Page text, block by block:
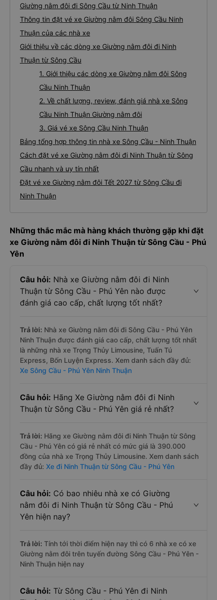
Giường nằm đôi đi Sông Cầu từ Ninh Thuận
Thông tin đặt vé xe Giường nằm đôi Sông Cầu Ninh
Thuận của các nhà xe
Giới thiệu về các dòng xe Giường nằm đôi đi Ninh
Thuận từ Sông Cầu
1. Giới thiệu các dòng xe Giường nằm đôi Sông
Cầu Ninh Thuận
2. Về chất lượng, review, đánh giá nhà xe Sông
Cầu Ninh Thuận Giường nằm đôi
3. Giá vé xe Sông Cầu Ninh Thuận
Bảng tổng hợp thông tin nhà xe Sông Cầu - Ninh Thuận
Cách đặt vé xe Giường nằm đôi đi Ninh Thuận từ Sông
Cầu nhanh và uy tín nhất
Đặt vé xe Giường nằm đôi Tết 2027 từ Sông Cầu đi
Ninh Thuận
Những thắc mắc mà hàng khách thường gặp khi đặt
xe Giường nằm đôi đi Ninh Thuận từ Sông Cầu - Phú
Yên
Câu hỏi: Nhà xe Giường nằm đôi đi Ninh
Thuận từ Sông Cầu - Phú Yên nào được
đánh giá cao cấp, chất lượng tốt nhất?
Trả lời: Nhà xe Giường nằm đôi đi Sông Cầu - Phú Yên
Ninh Thuận được đánh giá cao cấp, chất lượng tốt nhất
là những nhà xe Trọng Thủy Limousine, Tuấn Tú
Express, Bốn Luyện Express. Xem danh sách đầy đủ:
Xe Sông Cầu - Phú Yên Ninh Thuận
Câu hỏi: Hãng Xe Giường nằm đôi đi Ninh
Thuận từ Sông Cầu - Phú Yên giá rẻ nhất?
Trả lời: Hãng xe Giường nằm đôi đi Ninh Thuận từ Sông
Cầu - Phú Yên có giá rẻ nhất có mức giá là 390.000
đồng của nhà xe Trọng Thủy Limousine. Xem danh sách
đầy đủ: Xe đi Ninh Thuận từ Sông Cầu - Phú Yên
Câu hỏi: Có bao nhiêu nhà xe có Giường
nằm đôi đi Ninh Thuận từ Sông Cầu - Phú
Yên hiện nay?
Trả lời: Tính tới thời điểm hiện nay thì có 6 nhà xe có xe
Giường nằm đôi trên tuyến đường Sông Cầu - Phú Yên -
Ninh Thuận hiện nay
Câu hỏi: Từ Sông Cầu - Phú Yên đi Ninh